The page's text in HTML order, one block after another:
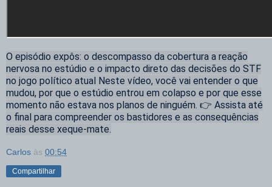
O episódio expôs: o descompasso da cobertura a reação
nervosa no estúdio e o impacto direto das decisões do STF
no jogo político atual Neste vídeo, você vai entender o que
mudou, por que o estúdio entrou em colapso e por que esse
momento não estava nos planos de ninguém. 👉 Assista até
o final para compreender os bastidores e as consequências
reais desse xeque-mate.
Carlos às 00:54
Compartilhar